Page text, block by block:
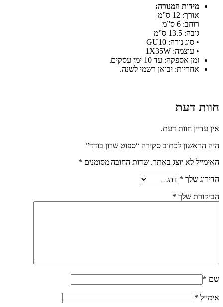
מידות המנורה:
אורך: 12 ס”מ
רוחב: 6 ס”מ
גובה: 13.5 ס”מ
• סוג נורה: GU10
• עוצמה: 1X35W
זמן אספקה: עד 10 ימי עסקים.
אחריות: יבואן רשמי לשנה.
חוות דעת
אין עדיין חוות דעת.
היה הראשון לכתוב סקירה “ספוט שרון בודד”
האימייל לא יוצג באתר. שדות החובה מסומנים *
הדירוג שלך *
הביקורת שלך *
שם *
אימייל *